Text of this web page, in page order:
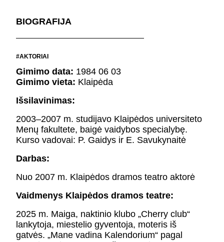
EDUKACIJA IR PARODOS
Žiūrovams
DOVANŲ KUPONAS
BILIETAI IR NUOLAIDOS
INFORMACIJA ASMENIMS SU NEGALIA
KAVINĖ „DRAMA-CHA-CHA”
NAUJIENOS
VAIKŲ TEATRO STUDIJA
Kontaktai
KONTAKTAI
BIOGRAFIJA
#AKTORIAI
Gimimo data: 1984 06 03
Gimimo vieta: Klaipėda
Išsilavinimas:
2003–2007 m. studijavo Klaipėdos universiteto
Menų fakultete, baigė vaidybos specialybę.
Kurso vadovai: P. Gaidys ir E. Savukynaitė
Darbas:
Nuo 2007 m. Klaipėdos dramos teatro aktorė
Vaidmenys Klaipėdos dramos teatre:
2025 m. Maiga, naktinio klubo „Cherry club“
lankytoja, miestelio gyventoja, moteris iš
gatvės. „Mane vadina Kalendorium“ pagal